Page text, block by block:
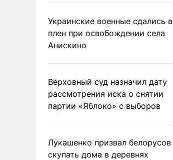
Украинские военные сдались в
плен при освобождении села
Анискино
Верховный суд назначил дату
рассмотрения иска о снятии
партии «Яблоко» с выборов
Лукашенко призвал белорусов
скупать дома в деревнях